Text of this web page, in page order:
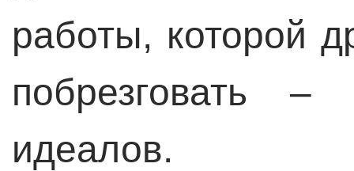
работы, которой
побрезговать
идеалов.